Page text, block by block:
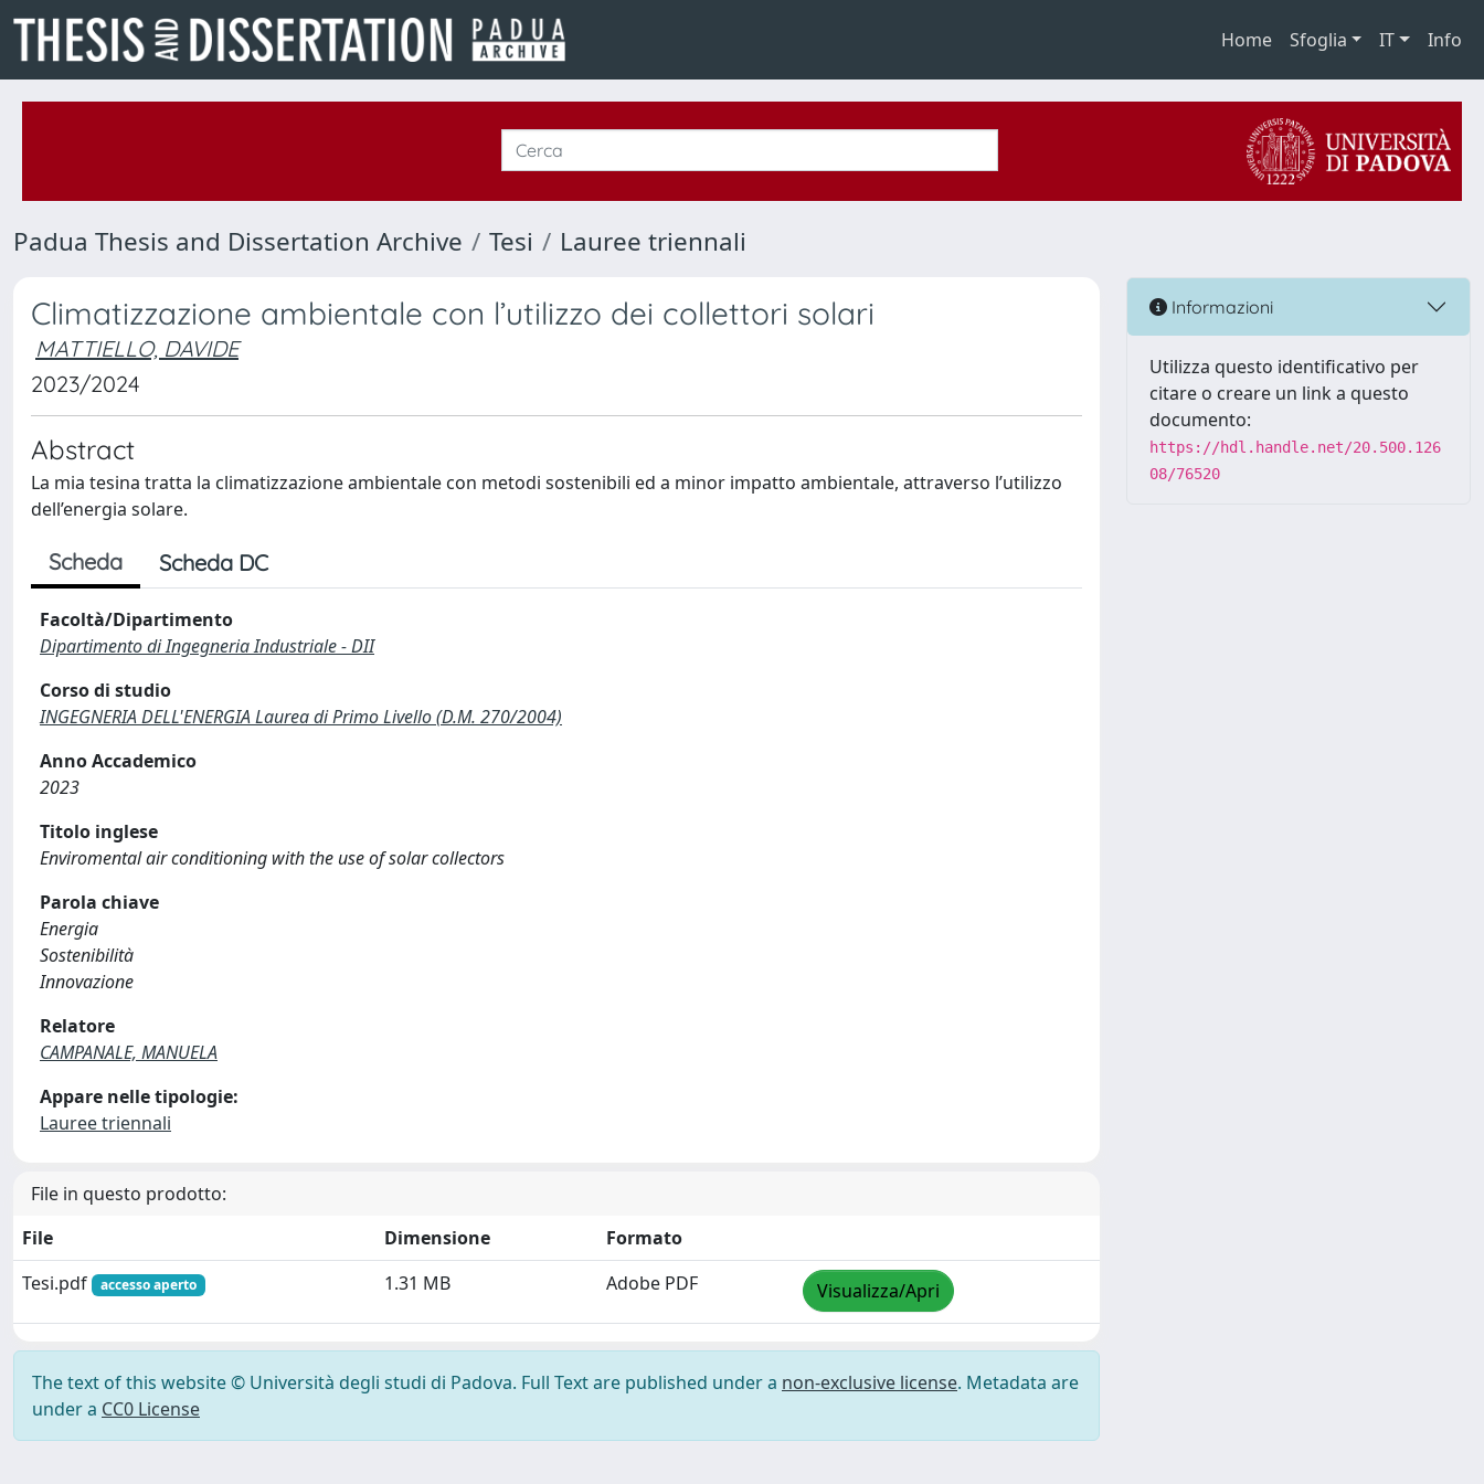
Home Sfoglia IT Info
Padua Thesis and Dissertation Archive Tesi Lauree triennali
Climatizzazione ambientale con l’utilizzo dei collettori solari
MATTIELLO, DAVIDE
2023/2024
Abstract
La mia tesina tratta la climatizzazione ambientale con metodi sostenibili ed a minor impatto ambientale, attraverso l’utilizzo
dell’energia solare.
Scheda Scheda DC
Facoltà/Dipartimento
Dipartimento di Ingegneria Industriale - DII
Corso di studio
INGEGNERIA DELL'ENERGIA Laurea di Primo Livello (D.M. 270/2004)
Anno Accademico
2023
Titolo inglese
Enviromental air conditioning with the use of solar collectors
Parola chiave
Energia
Sostenibilità
Innovazione
Relatore
CAMPANALE, MANUELA
Appare nelle tipologie:
Lauree triennali
File in questo prodotto:
File
Dimensione
Formato
Tesi.pdf
accesso aperto 1.31 MB Adobe PDF Visualizza/Apri
The text of this website © Università degli studi di Padova. Full Text are published under a non-exclusive license. Metadata are
under a CC0 License
Informazioni
Utilizza questo identificativo per
citare o creare un link a questo
documento:
https://hdl.handle.net/20.500.126
08/76520